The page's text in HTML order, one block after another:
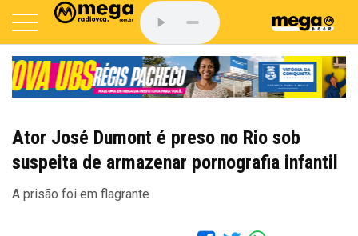
Ator José Dumont é preso no Rio sob
suspeita de armazenar pornografia infantil
A prisão foi em flagrante